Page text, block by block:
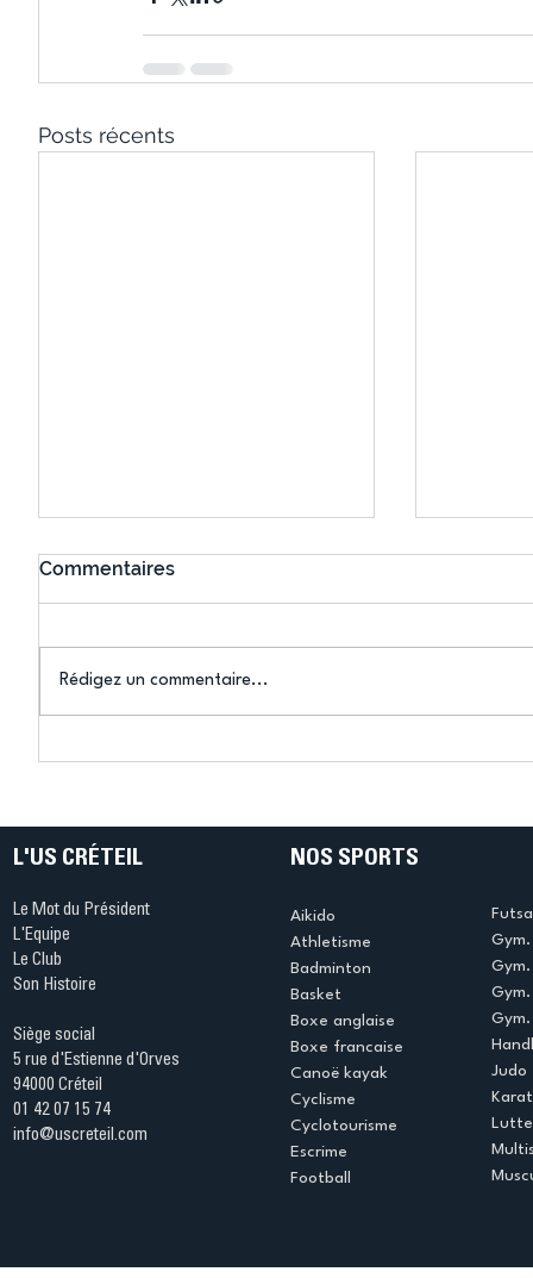
Posts récents
Commentaires
Rédigez un commentaire...
L'US CRÉTEIL
Le Mot du Président
L'Equipe
Le Club
Son Histoire
Siège social
5 rue d'Estienne d'Orves
94000 Créteil
01 42 07 15 74
info@uscreteil.com
NOS SPORTS
Aikido
Athletisme
Badminton
Basket
Boxe anglaise
Boxe francaise
Canoë kayak
Cyclisme
Cyclotourisme
Escrime
Football
Judo
Lutte